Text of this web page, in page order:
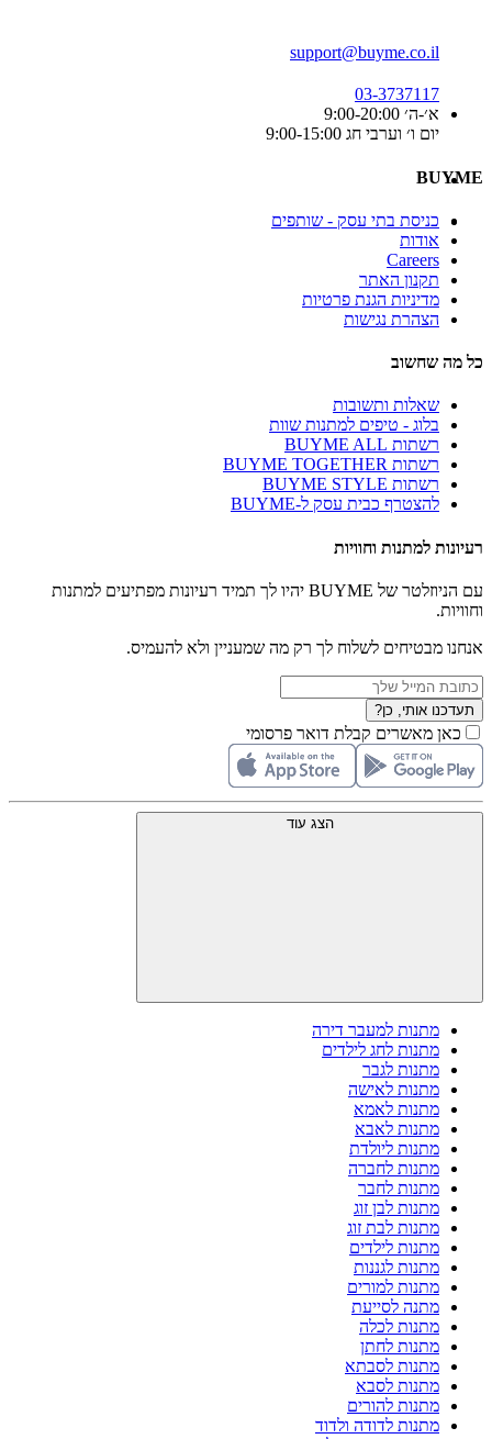
support@buyme.co.il
03-3737117
א׳-ה׳ 9:00-20:00
יום ו׳ וערבי חג 9:00-15:00
BUYME
כניסת בתי עסק - שותפים
אודות
Careers
תקנון האתר
מדיניות הגנת פרטיות
הצהרת נגישות
כל מה שחשוב
שאלות ותשובות
בלוג - טיפים למתנות שוות
רשתות BUYME ALL
רשתות BUYME TOGETHER
רשתות BUYME STYLE
להצטרף כבית עסק ל-BUYME
רעיונות למתנות וחוויות
עם הניוזלטר של BUYME יהיו לך תמיד רעיונות מפתיעים למתנות
וחוויות.
אנחנו מבטיחים לשלוח לך רק מה שמעניין ולא להעמיס.
תעדכנו אותי, כן?
כאן מאשרים קבלת דואר פרסומי
הצג עוד
מתנות למעבר דירה
מתנות לחג לילדים
מתנות לגבר
מתנות לאישה
מתנות לאמא
מתנות לאבא
מתנות ליולדת
מתנות לחברה
מתנות לחבר
מתנות לבן זוג
מתנות לבת זוג
מתנות לילדים
מתנות לגננות
מתנות למורים
מתנה לסייעת
מתנות לכלה
מתנות לחתן
מתנות לסבתא
מתנות לסבא
מתנות להורים
מתנות לדודה ולדוד